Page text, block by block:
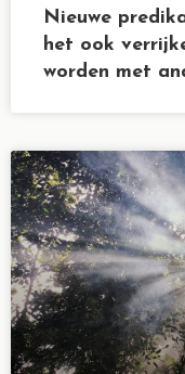
Nieuwe
het ook
worden met